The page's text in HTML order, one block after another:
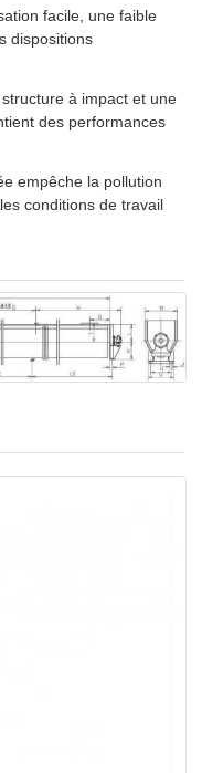
facile, une faible
dispositions
à impact et une
des performances
empêche la pollution
conditions de travail